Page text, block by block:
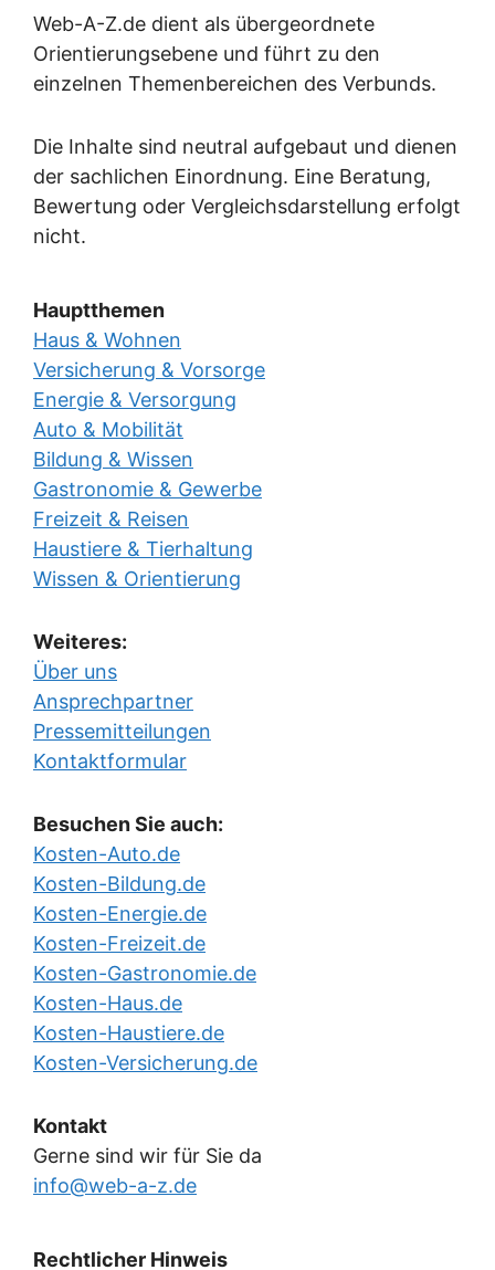
Web-A-Z.de dient als übergeordnete
Orientierungsebene und führt zu den
einzelnen Themenbereichen des Verbunds.
Die Inhalte sind neutral aufgebaut und dienen
der sachlichen Einordnung. Eine Beratung,
Bewertung oder Vergleichsdarstellung erfolgt
nicht.
Hauptthemen
Haus & Wohnen
Versicherung & Vorsorge
Energie & Versorgung
Auto & Mobilität
Bildung & Wissen
Gastronomie & Gewerbe
Freizeit & Reisen
Haustiere & Tierhaltung
Wissen & Orientierung
Weiteres:
Über uns
Ansprechpartner
Pressemitteilungen
Kontaktformular
Besuchen Sie auch:
Kosten-Auto.de
Kosten-Bildung.de
Kosten-Energie.de
Kosten-Freizeit.de
Kosten-Gastronomie.de
Kosten-Haus.de
Kosten-Haustiere.de
Kosten-Versicherung.de
Kontakt
Gerne sind wir für Sie da
info@web-a-z.de
Rechtlicher Hinweis